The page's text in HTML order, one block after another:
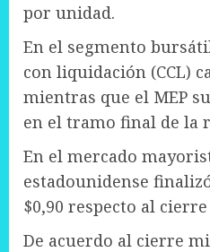
por unidad.
En el segmento
con liquidación (CCL)
mientras que el MEP
en el tramo final de la
En el mercado
estadounidense
$0,90 respecto al
De acuerdo al cierre